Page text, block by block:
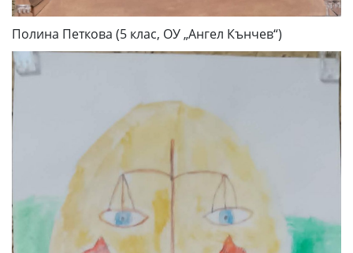
Полина Петкова (5 клас, ОУ „Ангел Кънчев“)